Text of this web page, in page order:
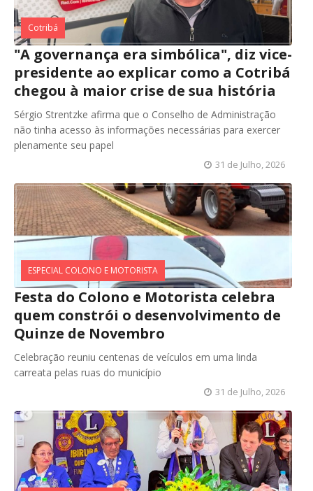
Cotribá
"A governança era simbólica", diz vice-
presidente ao explicar como a Cotribá
chegou à maior crise de sua história
Sérgio Strentzke afirma que o Conselho de Administração
não tinha acesso às informações necessárias para exercer
plenamente seu papel
31 de Julho, 2026
ESPECIAL COLONO E MOTORISTA
Festa do Colono e Motorista celebra
quem constrói o desenvolvimento de
Quinze de Novembro
Celebração reuniu centenas de veículos em uma linda
carreata pelas ruas do município
31 de Julho, 2026